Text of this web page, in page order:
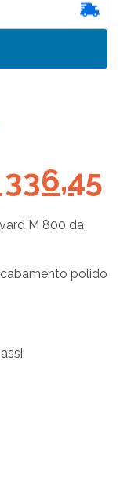
336,45
M 800 da
polido